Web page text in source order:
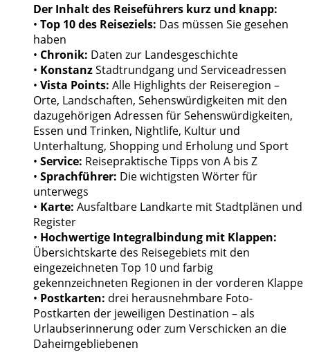
Der Inhalt des Reiseführers kurz und knapp:
• Top 10 des Reiseziels: Das müssen Sie gesehen
haben
• Chronik: Daten zur Landesgeschichte
• KonstanzStadtrundgang und Serviceadressen
• Vista Points: Alle Highlights der Reiseregion –
Orte, Landschaften, Sehenswürdigkeiten mit den
dazugehörigen Adressen für Sehenswürdigkeiten,
Essen und Trinken, Nightlife, Kultur und
Unterhaltung, Shopping und Erholung und Sport
• Service: Reisepraktische Tipps von A bis Z
• Sprachführer: Die wichtigsten Wörter für
unterwegs
• Karte: Ausfaltbare Landkarte mit Stadtplänen und
Register
• Hochwertige Integralbindung mit Klappen:
Übersichtskarte des Reisegebiets mit den
eingezeichneten Top 10 und farbig
gekennzeichneten Regionen in der vorderen Klappe
• Postkarten: drei herausnehmbare Foto-
Postkarten der jeweiligen Destination – als
Urlaubserinnerung oder zum Verschicken an die
Daheimgebliebenen